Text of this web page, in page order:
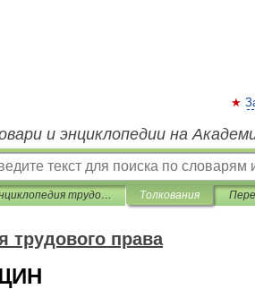
и энциклопедии на
Энциклопедия трудового права Толкования
трудового права